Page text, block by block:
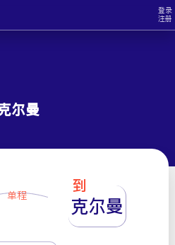
登录
注册
尔曼
单程
到
克尔曼